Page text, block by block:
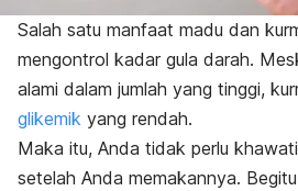
Salah satu manfaat madu dan
mengontrol kadar gula darah.
alami dalam jumlah yang tinggi,
glikemik yang rendah.
Maka itu, Anda tidak perlu
setelah Anda memakannya.